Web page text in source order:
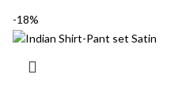
-18%